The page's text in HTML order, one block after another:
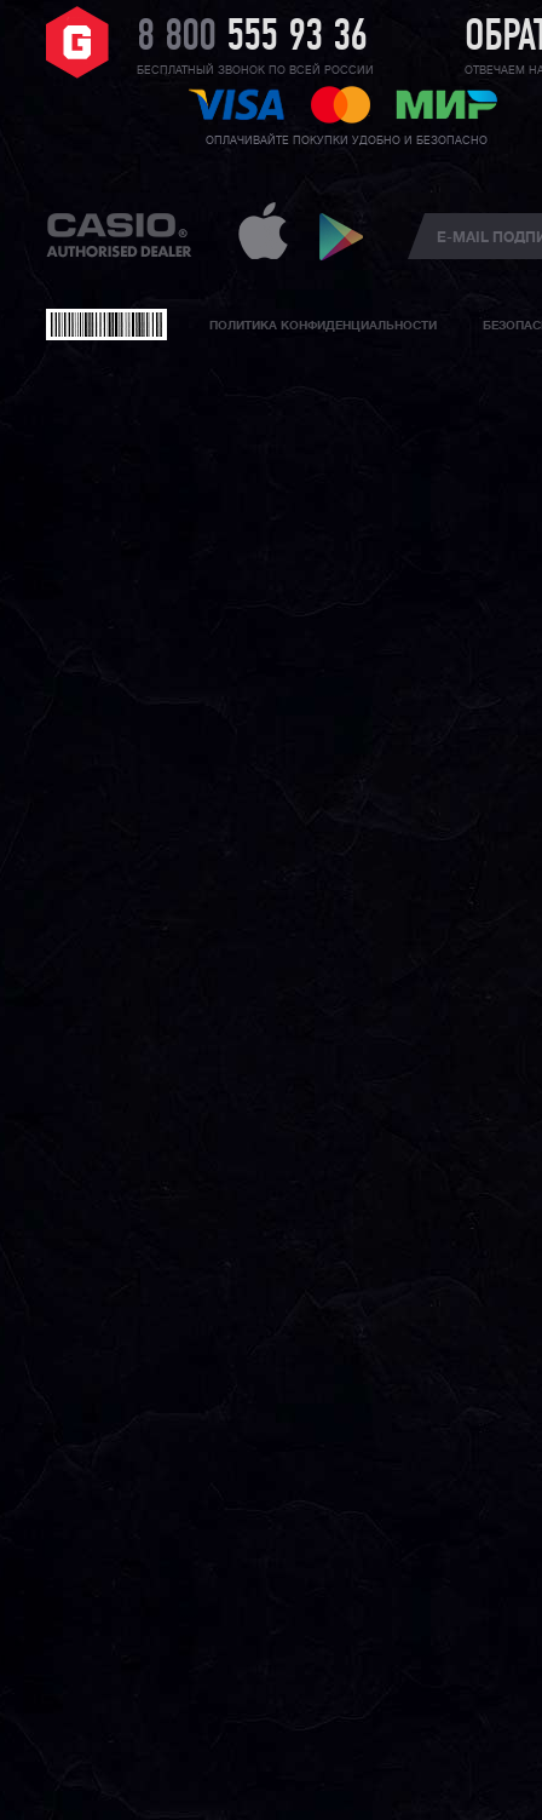
8 800 555 93 36
БЕСПЛАТНЫЙ ЗВОНОК ПО ВСЕЙ РОССИИ ОТВЕЧАЕМ
ОПЛАЧИВАЙТЕ ПОКУПКИ УДОБНО И БЕЗОПАСНО
ПОЛИТИКА КОНФИДЕНЦИАЛЬНОСТИ